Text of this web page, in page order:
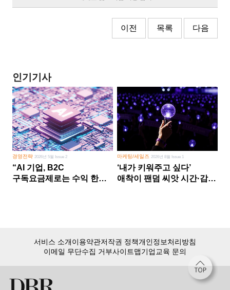
이전 목록 다음
인기기사
경영전략 2026년 5월 Issue 2
“AI 기업, B2C
구독요금제로는 수익 한계
마케팅/세일즈 2026년 8월 Issue 1
‘내가 키워주고 싶다’
애착이 팬덤 씨앗 시간·감정
서비스 소개이용약관저작권 정책개인정보처리방침
이메일 무단수집 거부사이트맵기업교육 문의